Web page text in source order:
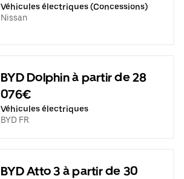
Véhicules électriques (Concessions)
Nissan
BYD Dolphin à partir de 28
076€
Véhicules électriques
BYD FR
BYD Atto 3 à partir de 30